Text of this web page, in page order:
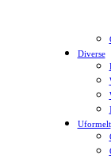
Diverse
Uformelt